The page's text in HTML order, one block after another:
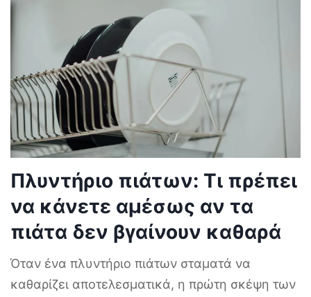
Πλυντήριο πιάτων: Τι πρέπει
να κάνετε αμέσως αν τα
πιάτα δεν βγαίνουν καθαρά
Όταν ένα πλυντήριο πιάτων σταματά να
καθαρίζει αποτελεσματικά, η πρώτη σκέψη των